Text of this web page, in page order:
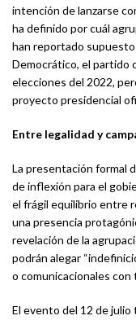
intención de lanzarse
ha definido por cuál
han reportado
Democrático, el partido
elecciones del 2022,
proyecto presidencial
Entre legalidad y
La presentación formal
de inflexión para el
el frágil equilibrio entre
una presencia
revelación de la
podrán alegar
o comunicacionales
El evento del 12 de julio